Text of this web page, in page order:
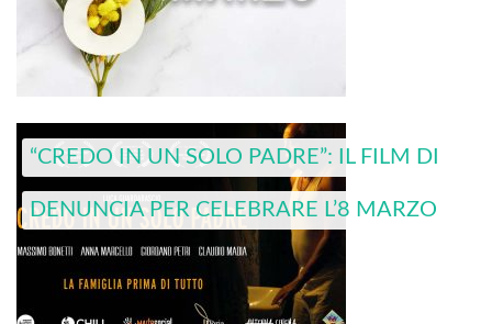
“CREDO IN UN SOLO PADRE”: IL FILM DI
DENUNCIA PER CELEBRARE L’8 MARZO